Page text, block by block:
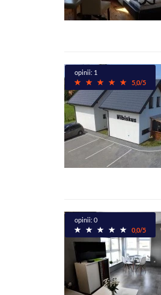
opinii: 1
5,0/5
opinii: 0
0,0/5